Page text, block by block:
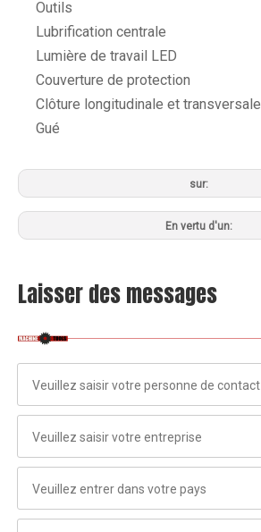
Outils
Lubrification centrale
Lumière de travail LED
Couverture de protection
Clôture longitudinale et transversale
Gué
sur:
En vertu d'un:
Laisser des messages